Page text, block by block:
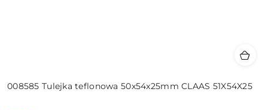
008585 Tulejka teflonowa 50x54x25mm CLAAS 51X54X25